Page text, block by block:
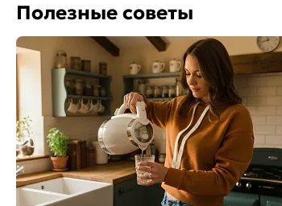
Полезные советы